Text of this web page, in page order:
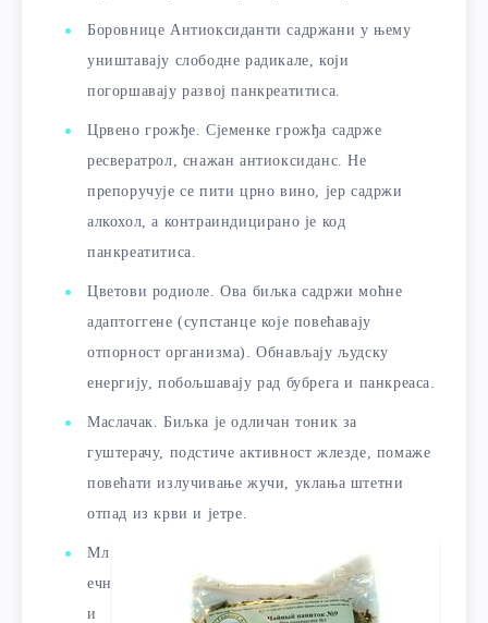
Боровнице Антиоксиданти садржани у њему
уништавају слободне радикале, који
погоршавају развој панкреатитиса.
Црвено грожђе. Сјеменке грожђа садрже
ресвератрол, снажан антиоксиданс. Не
препоручује се пити црно вино, јер садржи
алкохол, а контраиндицирано је код
панкреатитиса.
Цветови родиоле. Ова биљка садржи моћне
адаптоггене (супстанце које повећавају
отпорност организма). Обнављају људску
енергију, побољшавају рад бубрега и панкреаса.
Маслачак. Биљка је одличан тоник за
гуштерачу, подстиче активност жлезде, помаже
повећати излучивање жучи, уклања штетни
отпад из крви и јетре.
Мл
ечн
и